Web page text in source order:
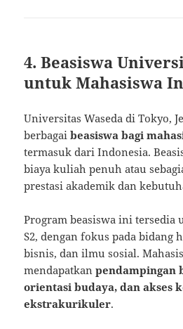
4. Beasiswa
untuk Mahasiswa
Universitas Waseda di Tokyo,
berbagaibeasiswa bagi
termasuk dari Indonesia.
biaya kuliah penuh atau
prestasi akademik dan
Program beasiswa ini tersedia
S2, dengan fokus pada bidang
bisnis, dan ilmu sosial.
mendapatkanpendampingan
orientasi budaya, dan akses
ekstrakurikuler.